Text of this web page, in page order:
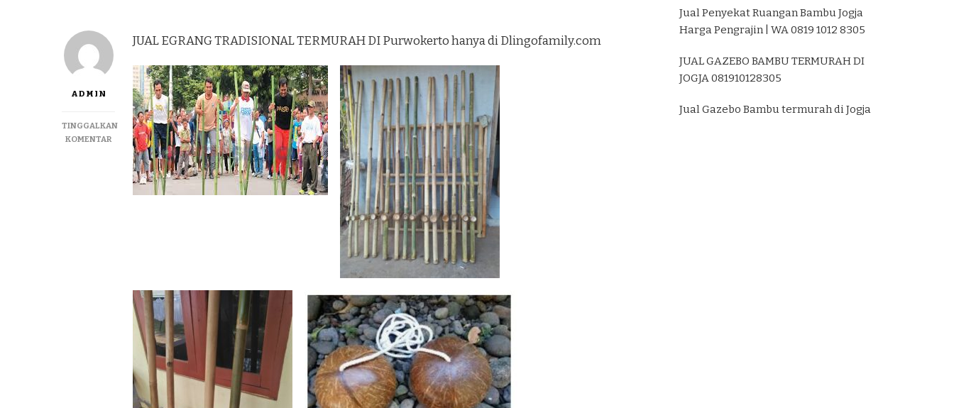
ADMIN
TINGGALKAN
KOMENTARPADA
EGRANG
TRADISIONAL
TERMURAH
JUAL EGRANG TRADISIONAL TERMURAH DI Purwokerto hanya di Dlingofamily.com
Jual Penyekat Ruangan Bambu Jogja
Harga Pengrajin | WA 0819 1012 8305
JUAL GAZEBO BAMBU TERMURAH DI
JOGJA 081910128305
Jual Gazebo Bambu termurah di Jogja